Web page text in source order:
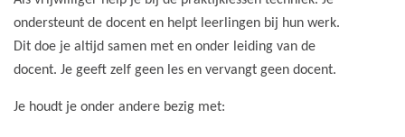
ondersteunt de docent en helpt leerlingen bij hun werk.
Dit doe je altijd samen met en onder leiding van de
docent. Je geeft zelf geen les en vervangt geen docent.
Je houdt je onder andere bezig met: